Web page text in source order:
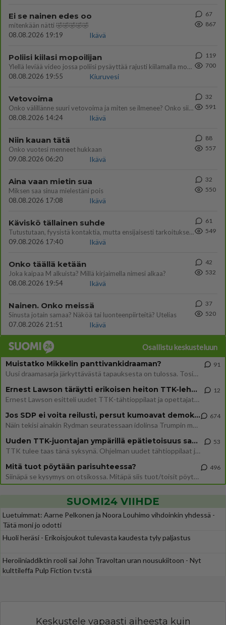
Ei se nainen edes oo
mitenkään nätti 🤣🤣🤣🤣🤣
08.08.2026 19:19
Ikävä
67
867
Poliisi kiilasi mopoilijan
Ylellä leviää video jossa poliisi pysäyttää rajusti kiilamalla mopo pojan. Toivottavasti poliisi ottaa tuosta mallia myö
08.08.2026 19:55
Kiuruvesi
119
700
Vetovoima
Onko välillänne suuri vetovoima ja miten se ilmenee? Onko siitä haittaa?
08.08.2026 14:24
Ikävä
32
591
Niin kauan tätä
Onko vuotesi menneet hukkaan
09.08.2026 06:20
Ikävä
88
557
Aina vaan mietin sua
Miksen saa sinua mielestäni pois
08.08.2026 17:08
Ikävä
32
550
Käviskö tällainen suhde
Tutustutaan, fyysistä kontaktia, mutta ensijaisesti tarkoituksena ei ole aloittaa mitään virallista tai rikkoa mitään? E
09.08.2026 17:40
Ikävä
61
549
Onko täällä ketään
Joka kaipaa M alkuista? Millä kirjaimella nimesi alkaa?
08.08.2026 19:54
Ikävä
42
532
Nainen. Onko meissä
Sinusta jotain samaa? Näköä tai luonteenpiirteitä? Utelias
07.08.2026 21:51
Ikävä
37
520
Osallistu keskusteluun
Muistatko Mikkelin panttivankidraaman?
Uusi draamasarja järkyttävästä tapauksesta on tulossa. Tositapahtumiin perustuva sarja ammentaa vuoden 1986 Mikkelin pan
91
Ernest Lawson täräytti erikoisen heiton TTK-lehdistötilaisuudessa: " Onko tässä tarkoituksena...?"
Ernest Lawson esitteli uudet TTK-tähtioppilaat ja opettajat torstaina 6.8. lehdistölle. Tulevalla kaudella on yksi hausk
12
Jos SDP ei voita reilusti, persut kumoavat demokratian Suomesta
Näin tekisi ainakin Rydman seuratessaan idolinsa Trumpin mallia https://www.is.fi/politiikka/art-2000012187244.html
674
Uuden TTK-juontajan ympärillä epätietoisuus sakenee - Nyt MTV hämmentää soppaa
TTK tulee taas tänä syksynä. Ohjelman uudet tähtioppilaat julkistetaan torstaina 6. elokuuta klo 14 alkavassa lehdistö
53
Mitä tuot pöytään parisuhteessa?
Siinäpä se kysymys on otsikossa. Mitäpä siis tuot/toisit pöytään parisuhteessa? Oletko mies vai nainen? Koetko sen mitä
496
SUOMI24 VIIHDE
Luetuimmat: Aarne Pelkonen ja Noora Louhimo vihdoinkin yhdessä -
Tätä moni jo odotti
Huoli heräsi - Erikoisjoukot tulevasta kaudesta tyly paljastus
Heroiiniaddiktin rooli sai John Travoltan uran nousukiitoon - Nyt
kulttileffa Pulp Fiction tv:stä
Keskustele vapaasti aiheesta kuin